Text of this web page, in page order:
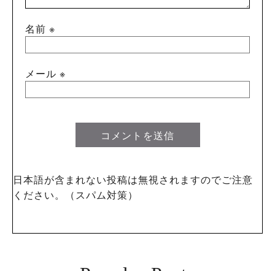
名前※
メール※
日本語が含まれない投稿は無視されますのでご注意
ください。（スパム対策）